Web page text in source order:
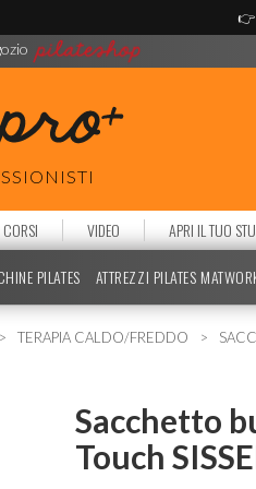
👉
VIDEO APRI IL TUO
PILATES ATTREZZI PILATES
TERAPIA CALDO/FREDDO
Sacchetto
Touch